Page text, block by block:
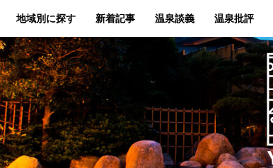
地域別に探す 新着記事 温泉談義 温泉批評